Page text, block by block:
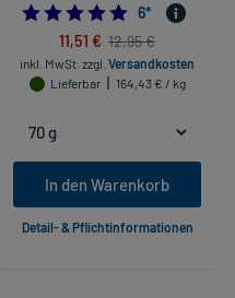
5.0
6*
11,51 € 12,95 €
inkl. MwSt. zzgl. Versandkosten
Lieferbar
164,43 € / kg
In den Warenkorb
Detail- & Pflichtinformationen